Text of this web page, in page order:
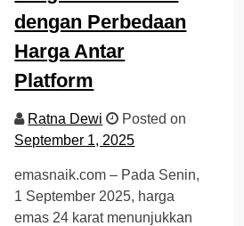
dengan Perbedaan
Harga Antar
Platform
Ratna Dewi
Posted on
September 1, 2025
emasnaik.com – Pada Senin,
1 September 2025, harga
emas 24 karat menunjukkan